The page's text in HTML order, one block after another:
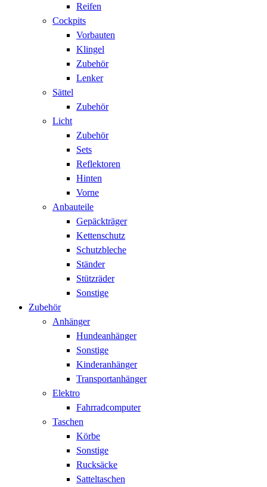
Reifen
Cockpits
Vorbauten
Klingel
Zubehör
Lenker
Sättel
Zubehör
Licht
Zubehör
Sets
Reflektoren
Hinten
Vorne
Anbauteile
Gepäckträger
Kettenschutz
Schutzbleche
Ständer
Stützräder
Sonstige
Zubehör
Anhänger
Hundeanhänger
Sonstige
Kinderanhänger
Transportanhänger
Elektro
Fahrradcomputer
Taschen
Körbe
Sonstige
Rucksäcke
Satteltaschen